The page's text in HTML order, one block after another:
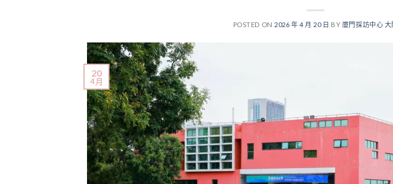
POSTED ON 2026 年 4 月 20 日 BY 廈門採訪中心 大
20
4 月